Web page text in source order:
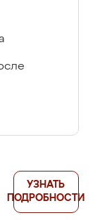
УЗНАТЬ
ПОДРОБНОСТИ